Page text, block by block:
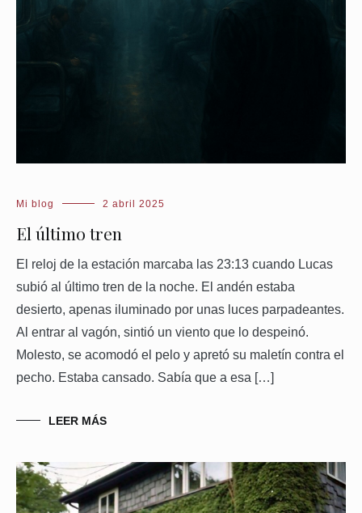
Mi blog 2 abril 2025
El último tren
El reloj de la estación marcaba las 23:13 cuando Lucas
subió al último tren de la noche. El andén estaba
desierto, apenas iluminado por unas luces parpadeantes.
Al entrar al vagón, sintió un viento que lo despeinó.
Molesto, se acomodó el pelo y apretó su maletín contra el
pecho. Estaba cansado. Sabía que a esa […]
LEER MÁS